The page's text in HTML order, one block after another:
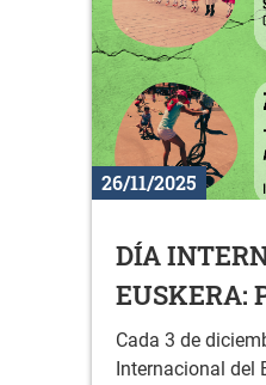
26/11/2025
DÍA
EUSKERA:
Cada 3 de
Internacional del